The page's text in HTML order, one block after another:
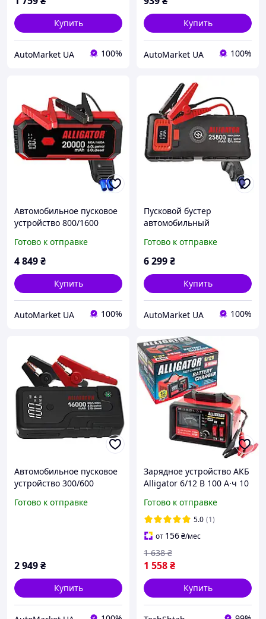
Купить
AutoMarket UA 100%
Alligator
Купить
AutoMarket UA 100%
Автомобильное пусковое
устройство 800/1600
Смарт клемма LCD
дисплей LED фонарь
Готово к отправке
4 849₴
Купить
AutoMarket UA 100%
Пусковой бустер
автомобильный
25800 мАч Смарт клемма
LCD дисплей LED фонарь
Alligator
Готово к отправке
6 299₴
Купить
AutoMarket UA 100%
Автомобильное пусковое
устройство 300/600
LCD дисплей LED фонарь
Готово к отправке
2 949₴
Купить
Зарядное устройство АКБ
Alligator 6/12 В 100 А·ч 10
Готово к отправке
5.0 (1)
от 156₴/мес
1 558₴
1 638 ₴
Купить